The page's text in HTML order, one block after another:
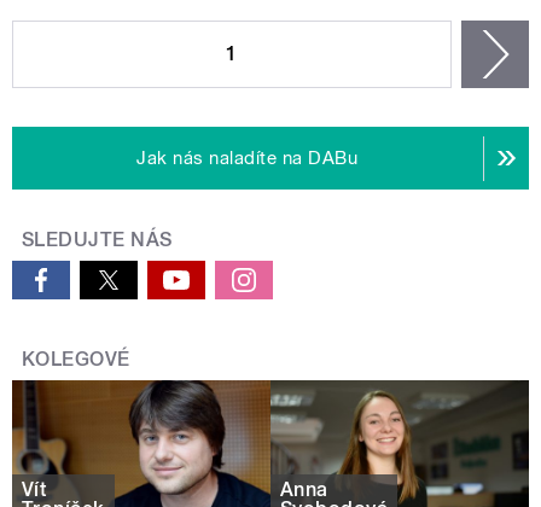
1
Jak nás naladíte na DABu
SLEDUJTE NÁS
KOLEGOVÉ
Vít
Anna